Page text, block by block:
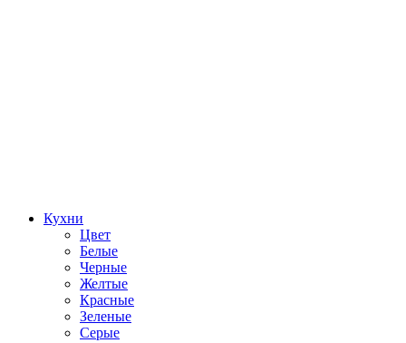
Кухни
Цвет
Белые
Черные
Желтые
Красные
Зеленые
Серые